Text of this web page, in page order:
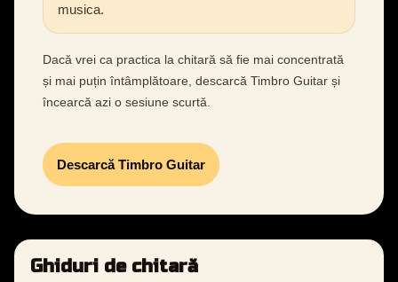
musica.
Dacă vrei ca practica la chitară să fie mai concentrată
și mai puțin întâmplătoare, descarcă Timbro Guitar și
încearcă azi o sesiune scurtă.
Descarcă Timbro Guitar
Ghiduri de chitară